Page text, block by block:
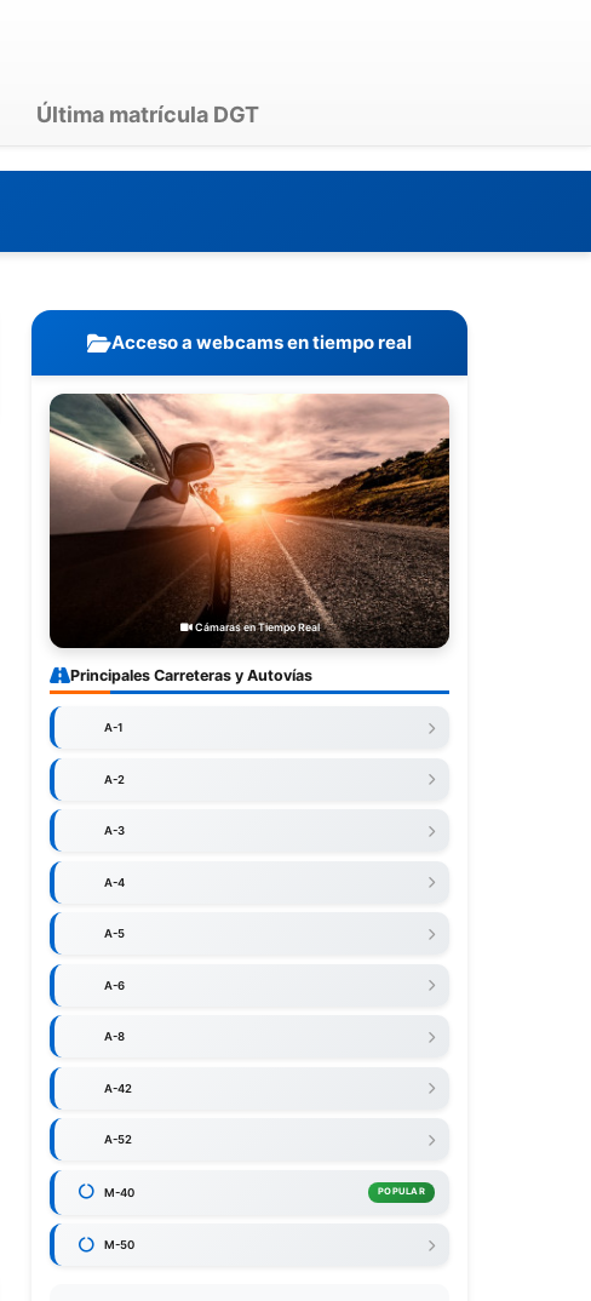
Última matrícula DGT
Acceso a webcams en tiempo real
Cámaras en Tiempo Real
Principales Carreteras y Autovías
A-1
A-2
A-3
A-4
A-5
A-6
A-8
A-42
A-52
M-40 POPULAR
M-50